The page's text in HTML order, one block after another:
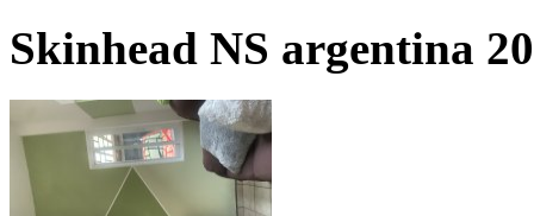
Skinhead NS argentina